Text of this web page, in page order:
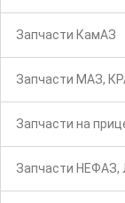
Запчасти КамАЗ
Запчасти МАЗ,
Запчасти на
Запчасти НЕФАЗ,